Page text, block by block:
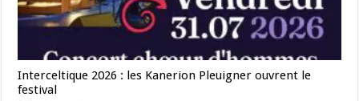
Interceltique 2026 : les Kanerion Pleuigner ouvrent le
festival